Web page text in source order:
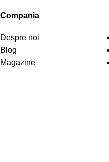
Compania
Despre noi
Blog
Magazine